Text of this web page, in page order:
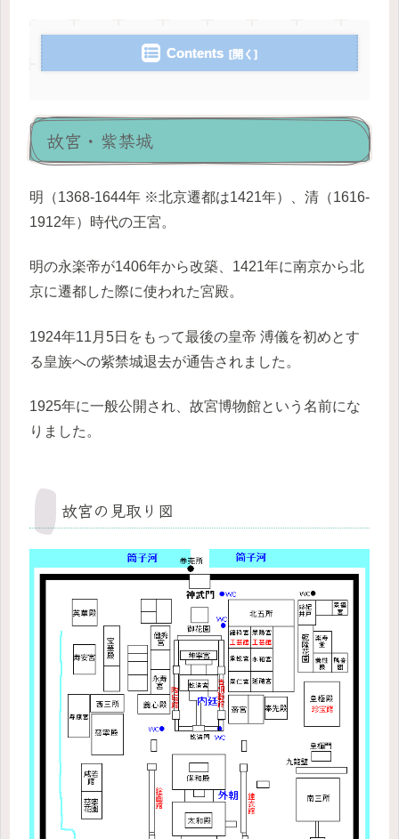
Contents
故宮・紫禁城
明（1368-1644年 ※北京遷都は1421年）、清（1616-
1912年）時代の王宮。
明の永楽帝が1406年から改築、1421年に南京から北
京に遷都した際に使われた宮殿。
1924年11月5日をもって最後の皇帝 溥儀を初めとす
る皇族への紫禁城退去が通告されました。
1925年に一般公開され、故宮博物館という名前にな
りました。
故宮の見取り図